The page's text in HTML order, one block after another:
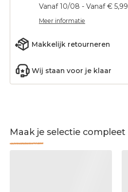
Vanaf 10/08 - Vanaf € 5,99
Meer informatie
Makkelijk retourneren
Wij staan voor je klaar
Maak je selectie compleet